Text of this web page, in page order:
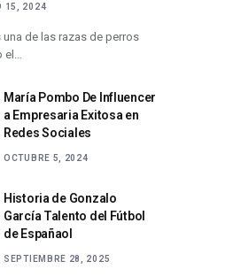
15, 2024
una de las razas de perros
María Pombo De Influencer
a Empresaria Exitosa en
Redes Sociales
OCTUBRE 5, 2024
Historia de Gonzalo
García Talento del Fútbol
de Españaol
SEPTIEMBRE 28, 2025